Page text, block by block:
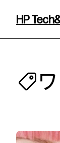
HP